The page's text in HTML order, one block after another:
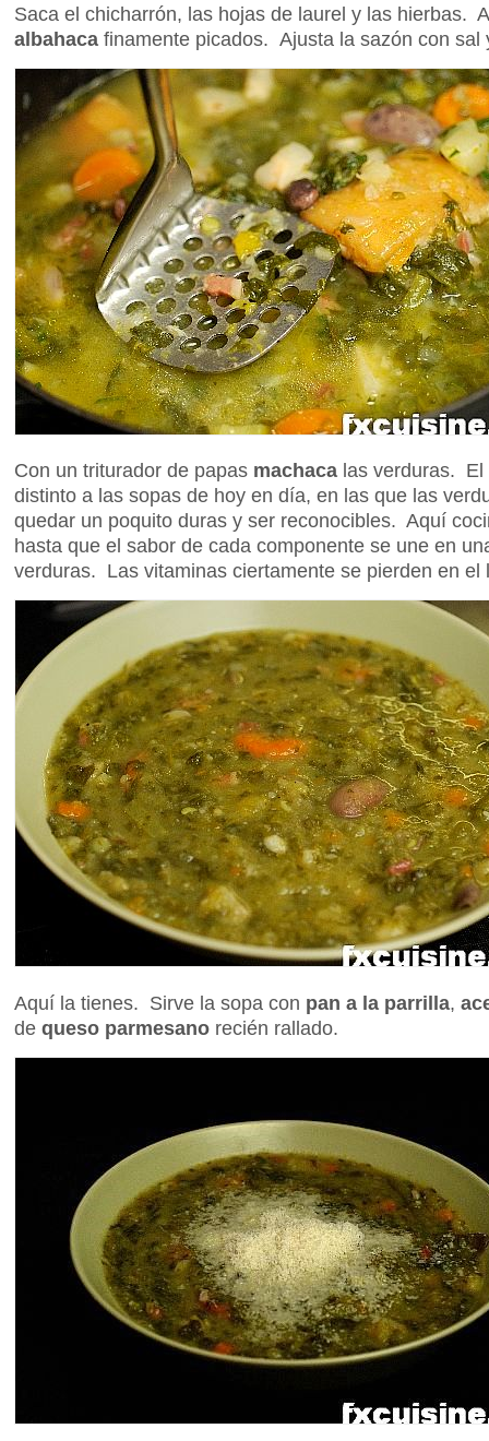
Saca el chicharrón, las hojas de laurel y las hierbas.
albahaca finamente picados. Ajusta la sazón con sal
Con un triturador de papas machaca las verduras. El
distinto a las sopas de hoy en día, en las que las
quedar un poquito duras y ser reconocibles. Aquí
hasta que el sabor de cada componente se une en
verduras. Las vitaminas ciertamente se pierden en el
Aquí la tienes. Sirve la sopa con pan a la parrilla,
de queso parmesano recién rallado.